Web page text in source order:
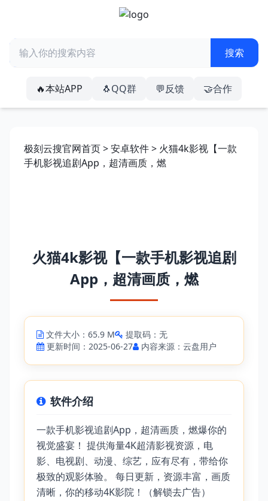
🔥本站APP 🐧QQ群 💬反馈 🤝合作
极刻云搜官网首页>安卓软件> 火猫4k影视【一款
手机影视追剧App，超清画质，燃
火猫4k影视【一款手机影视追剧
App，超清画质，燃
文件大小：65.9 M
提取码：无
更新时间：2025-06-27
内容来源：云盘用户
软件介绍
一款手机影视追剧App，超清画质，燃爆你的
视觉盛宴！ 提供海量4K超清影视资源，电
影、电视剧、动漫、综艺，应有尽有，带给你
极致的观影体验。 每日更新，资源丰富，画质
清晰，你的移动4K影院！（解锁去广告）